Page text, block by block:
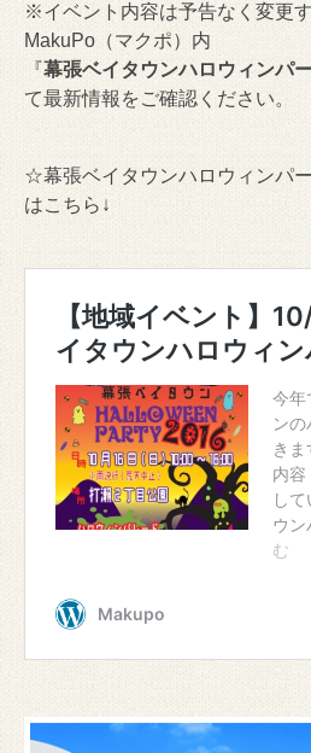
※イベント内容は予告なく変更
MakuPo（マクポ）内
『幕張ベイタウンハロウィンパ
て最新情報をご確認ください。
☆幕張ベイタウンハロウィンパ
はこちら↓